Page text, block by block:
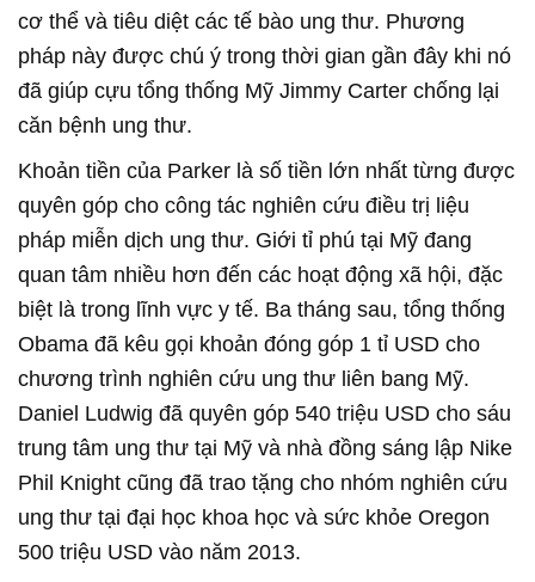
cơ thể và tiêu diệt các tế bào ung thư. Phương
pháp này được chú ý trong thời gian gần đây khi nó
đã giúp cựu tổng thống Mỹ Jimmy Carter chống lại
căn bệnh ung thư.
Khoản tiền của Parker là số tiền lớn nhất từng được
quyên góp cho công tác nghiên cứu điều trị liệu
pháp miễn dịch ung thư. Giới tỉ phú tại Mỹ đang
quan tâm nhiều hơn đến các hoạt động xã hội, đặc
biệt là trong lĩnh vực y tế. Ba tháng sau, tổng thống
Obama đã kêu gọi khoản đóng góp 1 tỉ USD cho
chương trình nghiên cứu ung thư liên bang Mỹ.
Daniel Ludwig đã quyên góp 540 triệu USD cho sáu
trung tâm ung thư tại Mỹ và nhà đồng sáng lập Nike
Phil Knight cũng đã trao tặng cho nhóm nghiên cứu
ung thư tại đại học khoa học và sức khỏe Oregon
500 triệu USD vào năm 2013.